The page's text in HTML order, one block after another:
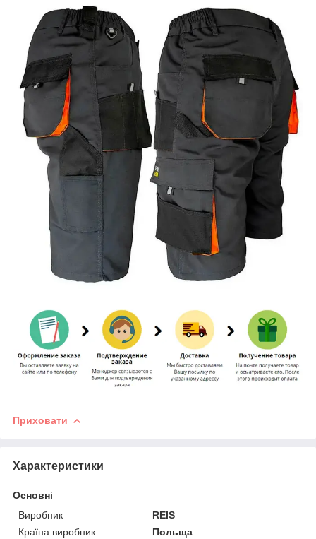
Приховати
Характеристики
Основні
Виробник
REIS
Країна виробник
Польща